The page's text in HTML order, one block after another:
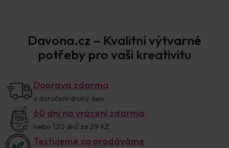
Davona.cz – Kvalitní výtvarné
potřeby pro vaši kreativitu
Doprava zdarma
a doručení druhý den
60 dní na vrácení zdarma
nebo 120 dnů za 29 Kč
Testujeme co prodáváme